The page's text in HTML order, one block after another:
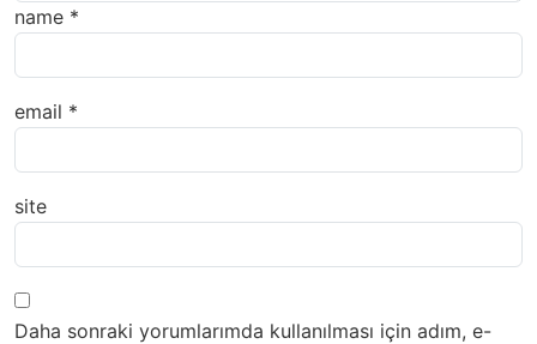
name *
email *
site
Daha sonraki yorumlarımda kullanılması için adım, e-